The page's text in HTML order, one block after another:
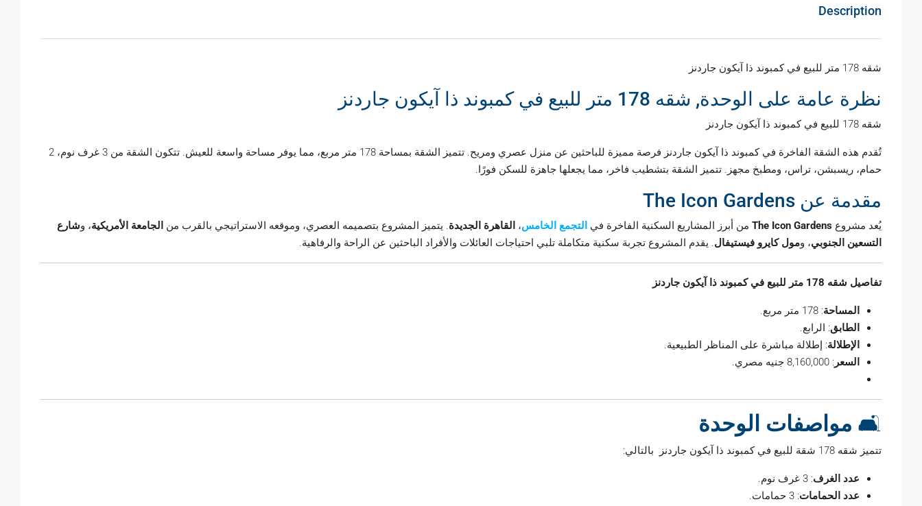
Description
شقه 178 متر للبيع في كمبوند ذا آيكون جاردنز
نظرة عامة على الوحدة, شقه 178 متر للبيع في كمبوند ذا آيكون جاردنز
شقه 178 للبيع في كمبوند ذا آيكون جاردنز
تُقدم هذه الشقة الفاخرة في كمبوند ذا آيكون جاردنز فرصة مميزة للباحثين عن منزل عصري ومريح. تتميز الشقة بمساحة 178 متر مربع، مما يوفر مساحة واسعة للعيش.
تتكون الشقة من 3 غرف نوم، 2
حمام، ريسبشن، تراس، ومطبخ مجهز. تتميز الشقة بتشطيب فاخر، مما يجعلها جاهزة للسكن فورًا.
مقدمة عن The Icon Gardens
يُعد مشروع The Icon Gardens من أبرز المشاريع السكنية الفاخرة في التجمع الخامس، القاهرة الجديدة. يتميز المشروع بتصميمه العصري، وموقعه الاستراتيجي بالقرب من الجامعة الأمريكية، وشارع
التسعين الجنوبي، ومول كايرو فيستيفال. يقدم المشروع تجربة سكنية متكاملة تلبي احتياجات العائلات والأفراد الباحثين عن الراحة والرفاهية.
تفاصيل شقه 178 متر للبيع في كمبوند ذا آيكون جاردنز
المساحة: 178 متر مربع.
الطابق: الرابع.
الإطلالة: إطلالة مباشرة على المناظر الطبيعية.
السعر : 8,160,000 جنيه مصري.
🛋️ مواصفات الوحدة
تتميز شقه 178 شقة للبيع في كمبوند ذا آيكون جاردنز بالتالي:
عدد الغرف: 3 غرف نوم.
عدد الحمامات: 3 حمامات.